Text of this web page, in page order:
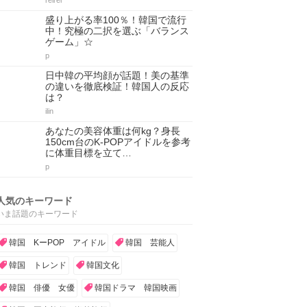
盛り上がる率100％！韓国で流行
中！究極の二択を選ぶ「バランス
ゲーム」☆
p
日中韓の平均顔が話題！美の基準
の違いを徹底検証！韓国人の反応
は？
ilin
あなたの美容体重は何kg？身長
150cm台のK-POPアイドルを参考
に体重目標を立て…
p
気のキーワード
ま話題のキーワード
韓国 KーPOP アイドル 韓国 芸能人
韓国 トレンド 韓国文化
韓国 俳優 女優 韓国ドラマ 韓国映画